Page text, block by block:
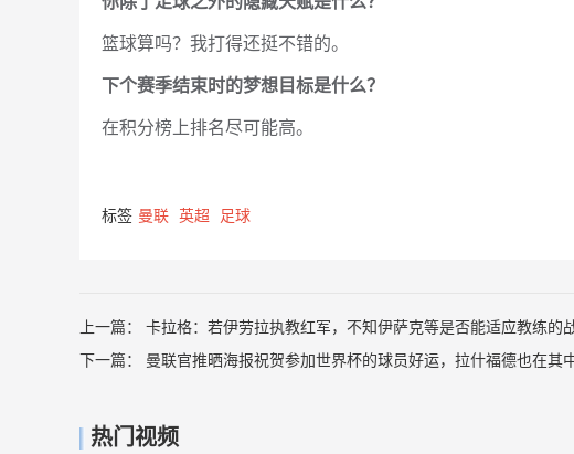
篮球算吗？我打得还挺不错的。
下个赛季结束时的梦想目标是什么？
在积分榜上排名尽可能高。
标签 曼联 英超 足球
上一篇： 卡拉格：若伊劳拉执教红军，不知伊萨克等是否能适应教练的
下一篇： 曼联官推晒海报祝贺参加世界杯的球员好运，拉什福德也在其
热门视频